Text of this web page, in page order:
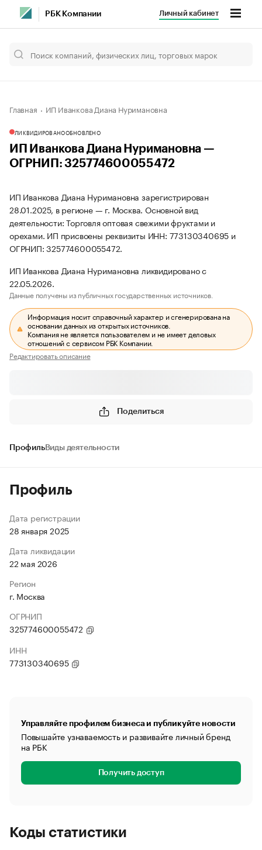
РБК Компании Личный кабинет
Главная ИП Иванкова Диана Нуримановна
ЛИКВИДИРОВАНООБНОВЛЕНО
ИП Иванкова Диана Нуримановна —
ОГРНИП: 325774600055472
ИП Иванкова Диана Нуримановна зарегистрирован
28.01.2025, в регионе — г. Москва. Основной вид
деятельности: Торговля оптовая свежими фруктами и
орехами. ИП присвоены реквизиты ИНН: 773130340695 и
ОГРНИП: 325774600055472.
ИП Иванкова Диана Нуримановна ликвидировано с
22.05.2026.
Данные получены из публичных государственных источников.
Информация носит справочный характер и сгенерирована на
основании данных из открытых источников.
Компания не является пользователем и не имеет деловых
отношений с сервисом РБК Компании.
Редактировать описание
Поделиться
ПрофильВиды деятельности
Профиль
Дата регистрации
28 января 2025
Дата ликвидации
22 мая 2026
Регион
г. Москва
ОГРНИП
325774600055472
ИНН
773130340695
Управляйте профилем бизнеса и публикуйте новости
Повышайте узнаваемость и развивайте личный бренд
на РБК
Получить доступ
Коды статистики